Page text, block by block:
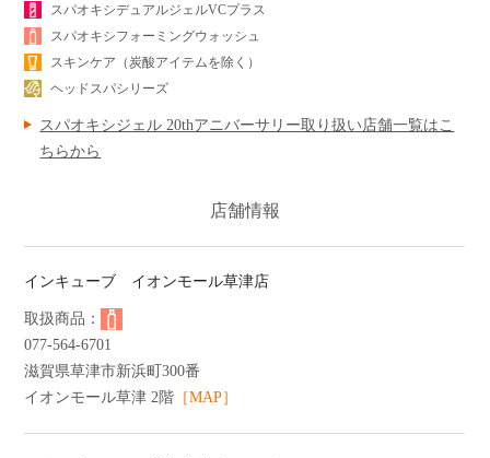
スパオキシデュアルジェルVCプラス
スパオキシフォーミングウォッシュ
スキンケア（炭酸アイテムを除く）
ヘッドスパシリーズ
スパオキシジェル 20thアニバーサリー取り扱い店舗一覧はこ
ちらから
店舗情報
インキューブ イオンモール草津店
077-564-6701
滋賀県草津市新浜町300番
イオンモール草津 2階 ［MAP］